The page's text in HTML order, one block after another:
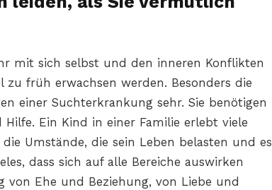
mit sich selbst und den inneren Konflikten
zu früh erwachsen werden. Besonders die
einer Suchterkrankung sehr. Sie benötigen
Ein Kind in einer Familie erlebt viele
Umstände, die sein Leben belasten und es
dass sich auf alle Bereiche auswirken
von Ehe und Beziehung, von Liebe und